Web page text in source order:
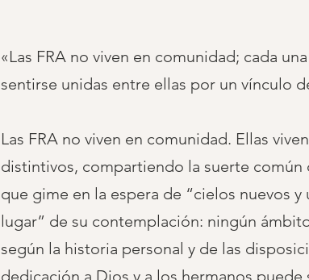
«Las FRA no viven en comunidad; cada
sentirse unidas entre ellas por un vínculo
Las FRA no viven en comunidad. Ellas
distintivos, compartiendo la suerte común
que gime en la espera de “cielos nuevos
lugar” de su contemplación: ningún
según la historia personal y de las
dedicación a Dios y a los hermanos